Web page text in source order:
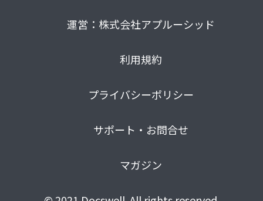
運営：株式会社アプルーシッド
利用規約
プライバシーポリシー
サポート・お問合せ
マガジン